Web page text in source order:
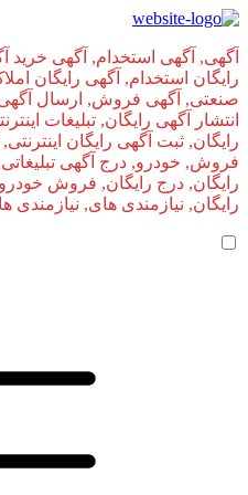
آگهی, آگهی استخدام, آگهی خرید
رایگان استخدام, آگهی رایگان
صنعتی, آگهی فروش, ارسال آگهی
انتشار آگهی رایگان, تبلیغات
رایگان, ثبت آگهی رایگان
فروش, خودرو, درج آگهی
رایگان, درج رایگان, فروش
رایگان, نیازمندی های, نیازمندی‌